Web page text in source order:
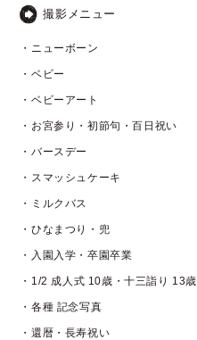
撮影メニュー
・ニューボーン
・ベビー
・ベビーアート
・お宮参り・初節句・百日祝い
・バースデー
・スマッシュケーキ
・ミルクバス
・ひなまつり・兜
・入園入学・卒園卒業
・1/2 成人式 10歳・十三詣り 13歳
・各種 記念写真
・還暦・長寿祝い